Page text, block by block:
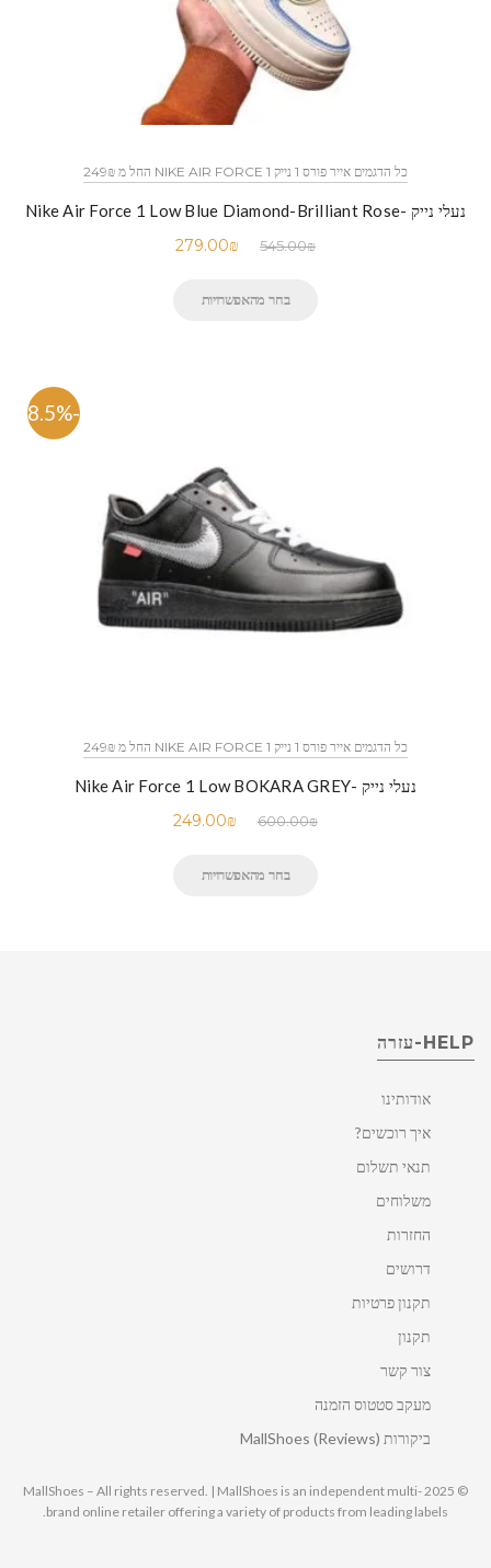
כל הדגמים אייר פורס 1 נייק NIKE AIR FORCE 1 החל מ 249₪
נעלי נייק -Nike Air Force 1 Low Blue Diamond-Brilliant Rose
545.00₪
279.00₪
בחר מהאפשרויות
-58.5%
כל הדגמים אייר פורס 1 נייק NIKE AIR FORCE 1 החל מ 249₪
נעלי נייק -Nike Air Force 1 Low BOKARA GREY
600.00₪
249.00₪
בחר מהאפשרויות
HELP-עזרה
אודותינו
איך רוכשים?
תנאי תשלום
משלוחים
החזרות
דרושים
תקנון פרטיות
תקנון
צור קשר
מעקב סטטוס הזמנה
ביקורות MallShoes (Reviews)
© 2025 MallShoes – All rights reserved. | MallShoes is an independent multi-
brand online retailer offering a variety of products from leading labels.